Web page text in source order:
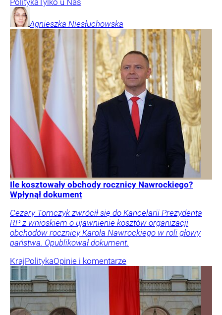
Agnieszka Niesłuchowska
Ile kosztowały obchody rocznicy Nawrockiego?
Wpłynął dokument
Cezary Tomczyk zwrócił się do Kancelarii Prezydenta
RP z wnioskiem o ujawnienie kosztów organizacji
obchodów rocznicy Karola Nawrockiego w roli głowy
państwa. Opublikował dokument.
KrajPolitykaOpinie i komentarze